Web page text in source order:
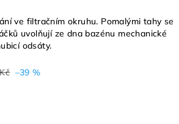
ve filtračním okruhu. Pomalými tahy se
uvolňují ze dna bazénu mechanické
odsáty.
–39 %